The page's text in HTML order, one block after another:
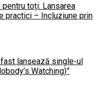
toți: Lansarea
practici – Incluziune prin
lansează single-ul
Watching)”